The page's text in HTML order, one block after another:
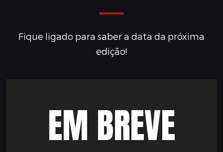
Fique ligado para saber a data da próxima
edição!
EM BREVE